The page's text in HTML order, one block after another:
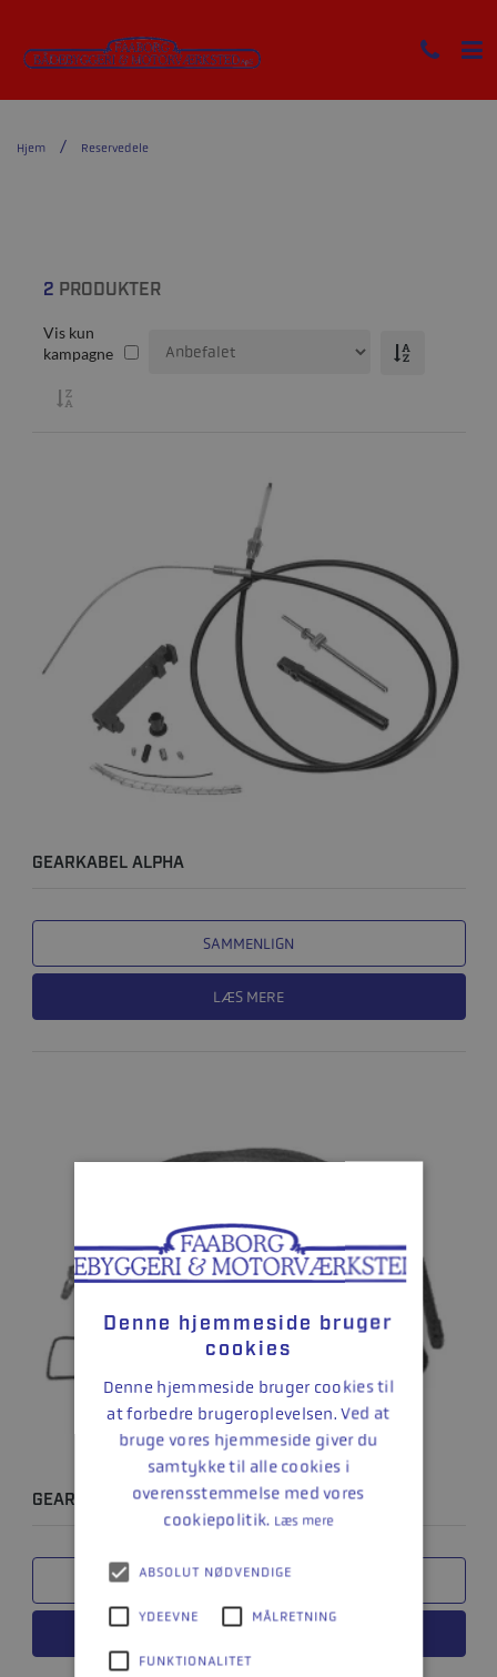
Hjem Reservedele
2 PRODUKTER
Vis kun
kampagne
GEARKABEL ALPHA
SAMMENLIGN
LÆS MERE
GEARKABEL BRAVO
SAMMENLIGN
LÆS MERE
Denne hjemmeside bruger
cookies
Denne hjemmeside bruger cookies til
at forbedre brugeroplevelsen. Ved at
bruge vores hjemmeside giver du
samtykke til alle cookies i
overensstemmelse med vores
cookiepolitik. Læs mere
ABSOLUT NØDVENDIGE
YDEEVNE MÅLRETNING
FUNKTIONALITET